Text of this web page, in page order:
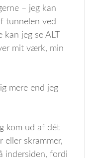
– jeg kan
tunnelen ved
jeg se ALT
mit værk, min
mere end jeg
kom ud af dét
eller skrammer,
indersiden, fordi